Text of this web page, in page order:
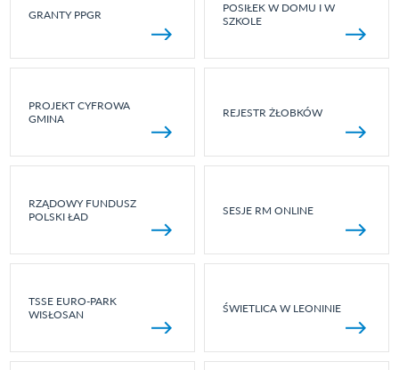
GRANTY PPGR
POSIŁEK W DOMU I W
SZKOLE
PROJEKT CYFROWA
GMINA
REJESTR ŻŁOBKÓW
RZĄDOWY FUNDUSZ
POLSKI ŁAD
SESJE RM ONLINE
TSSE EURO-PARK
WISŁOSAN
ŚWIETLICA W LEONINIE